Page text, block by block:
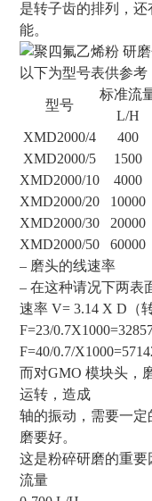
是转子齿的排列，
能。
以下为型号表供参考
型号
标准流
L/H
XMD2000/4
400
XMD2000/5
1500
XMD2000/10
4000
XMD2000/20
10000
XMD2000/30
20000
XMD2000/50
60000
– 磨头的线速率
– 在这种请况下两表
速率 V= 3.14 X D（
F=23/
F=40/0.7/
而对GMO 模块头，
运转，造成
轴的振动，需要一
磨要好。
这是粉碎研磨的重要
流量